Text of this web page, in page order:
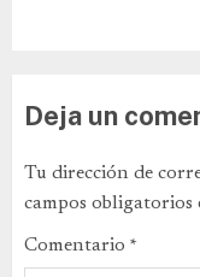
Deja un
Tu dirección de
campos obligatorios
Comentario *